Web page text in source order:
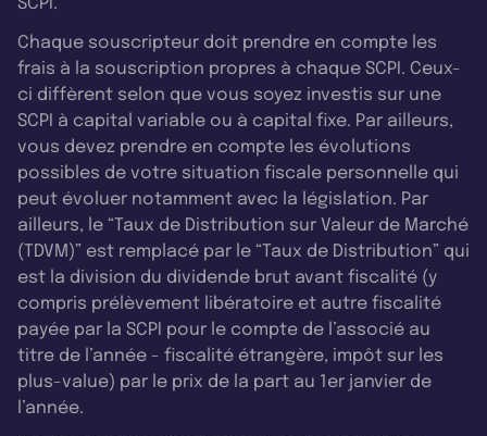
SCPI.
Chaque souscripteur doit prendre en compte les
frais à la souscription propres à chaque SCPI. Ceux-
ci diffèrent selon que vous soyez investis sur une
SCPI à capital variable ou à capital fixe. Par ailleurs,
vous devez prendre en compte les évolutions
possibles de votre situation fiscale personnelle qui
peut évoluer notamment avec la législation. Par
ailleurs, le “Taux de Distribution sur Valeur de Marché
(TDVM)” est remplacé par le “Taux de Distribution” qui
est la division du dividende brut avant fiscalité (y
compris prélèvement libératoire et autre fiscalité
payée par la SCPI pour le compte de l’associé au
titre de l’année - fiscalité étrangère, impôt sur les
plus-value) par le prix de la part au 1er janvier de
l’année.